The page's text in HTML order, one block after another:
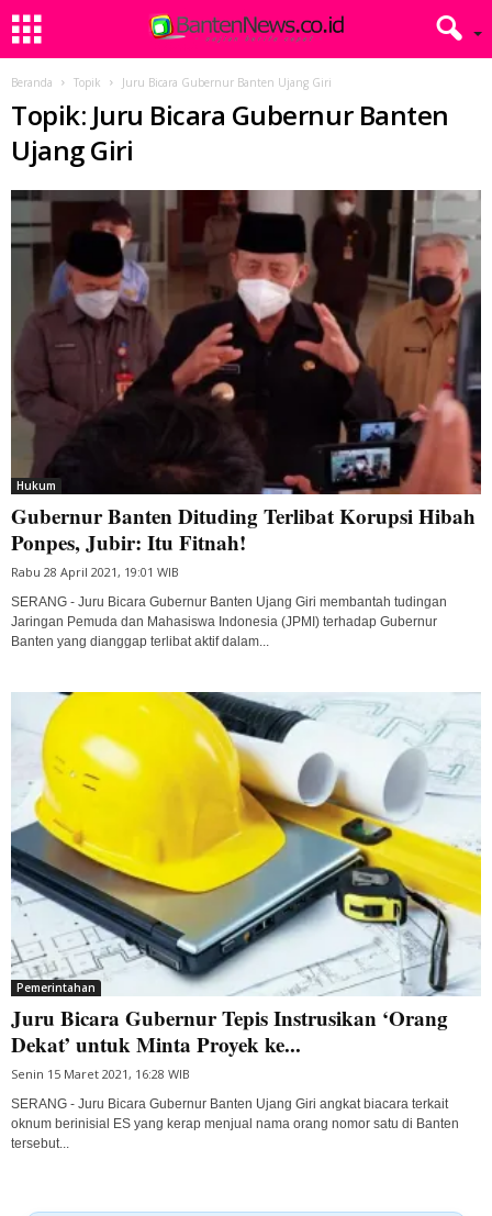
Beranda Topik Juru Bicara Gubernur Banten Ujang Giri
Topik: Juru Bicara Gubernur Banten
Ujang Giri
Hukum
Gubernur Banten Dituding Terlibat Korupsi Hibah
Ponpes, Jubir: Itu Fitnah!
Rabu 28 April 2021, 19:01 WIB
SERANG - Juru Bicara Gubernur Banten Ujang Giri membantah tudingan
Jaringan Pemuda dan Mahasiswa Indonesia (JPMI) terhadap Gubernur
Banten yang dianggap terlibat aktif dalam...
Pemerintahan
Juru Bicara Gubernur Tepis Instrusikan ‘Orang
Dekat’ untuk Minta Proyek ke...
Senin 15 Maret 2021, 16:28 WIB
SERANG - Juru Bicara Gubernur Banten Ujang Giri angkat biacara terkait
oknum berinisial ES yang kerap menjual nama orang nomor satu di Banten
tersebut...